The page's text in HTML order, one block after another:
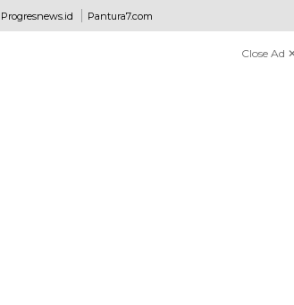
Progresnews.id Pantura7.com
Close Ad